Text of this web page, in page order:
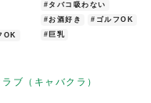
OK
#タバコ吸わない
#お酒好き
#ゴルフOK
#巨乳
ブ（キャバクラ）